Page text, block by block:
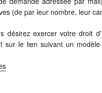
(de par leur nombre, leur
désirez exercer votre droit
le lien suivant un